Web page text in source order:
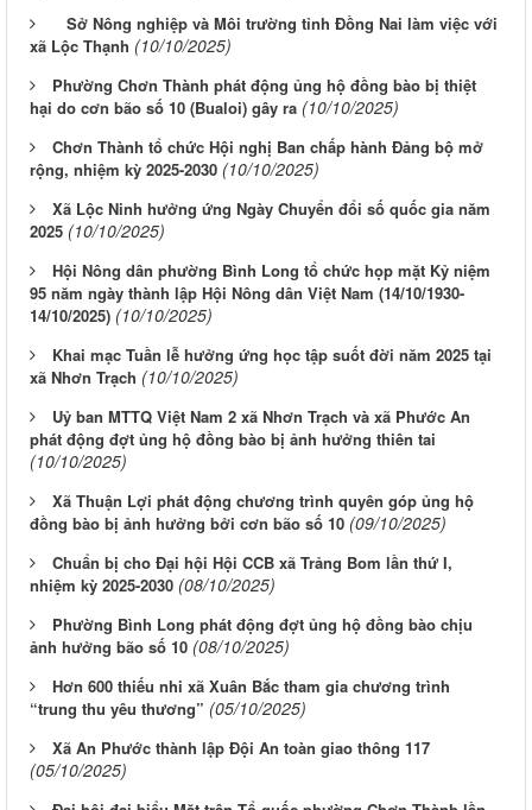
Sở Nông nghiệp và Môi trường tỉnh Đồng Nai làm việc với
xã Lộc Thạnh (10/10/2025)
Phường Chơn Thành phát động ủng hộ đồng bào bị thiệt
hại do cơn bão số 10 (Bualoi) gây ra (10/10/2025)
Chơn Thành tổ chức Hội nghị Ban chấp hành Đảng bộ mở
rộng, nhiệm kỳ 2025-2030 (10/10/2025)
Xã Lộc Ninh hưởng ứng Ngày Chuyển đổi số quốc gia năm
2025 (10/10/2025)
Hội Nông dân phường Bình Long tổ chức họp mặt Kỷ niệm
95 năm ngày thành lập Hội Nông dân Việt Nam (14/10/1930-
14/10/2025) (10/10/2025)
Khai mạc Tuần lễ hưởng ứng học tập suốt đời năm 2025 tại
xã Nhơn Trạch (10/10/2025)
Uỷ ban MTTQ Việt Nam 2 xã Nhơn Trạch và xã Phước An
phát động đợt ủng hộ đồng bào bị ảnh hưởng thiên tai
(10/10/2025)
Xã Thuận Lợi phát động chương trình quyên góp ủng hộ
đồng bào bị ảnh hưởng bởi cơn bão số 10 (09/10/2025)
Chuẩn bị cho Đại hội Hội CCB xã Trảng Bom lần thứ I,
nhiệm kỳ 2025-2030 (08/10/2025)
Phường Bình Long phát động đợt ủng hộ đồng bào chịu
ảnh hưởng bão số 10 (08/10/2025)
Hơn 600 thiếu nhi xã Xuân Bắc tham gia chương trình
“trung thu yêu thương” (05/10/2025)
Xã An Phước thành lập Đội An toàn giao thông 117
(05/10/2025)